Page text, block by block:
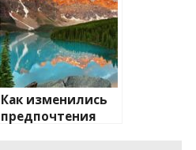
Как изменились
предпочтения